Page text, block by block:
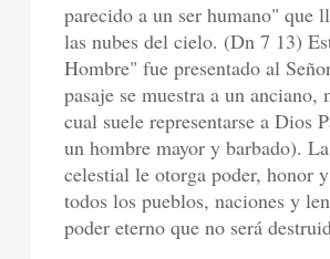
parecido a un ser humano" que
las nubes del cielo. (Dn 7 13)
Hombre" fue presentado al
pasaje se muestra a un
cual suele representarse a Dios
un hombre mayor y barbado).
celestial le otorga poder, honor
todos los pueblos, naciones y
poder eterno que no será